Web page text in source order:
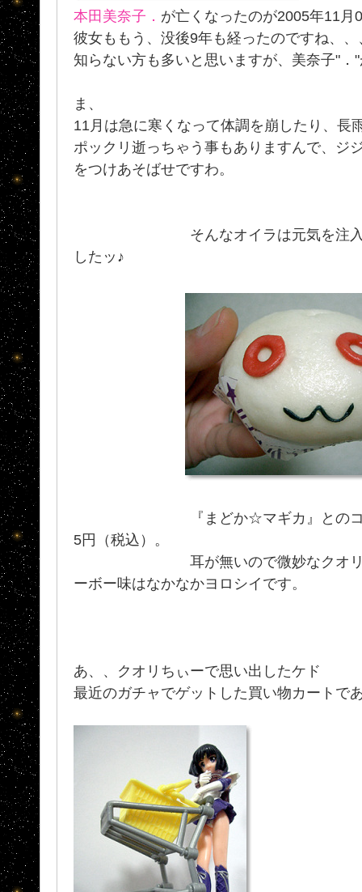
本田美奈子． が亡くなったのが2005年11月
彼女ももう、没後9年も経ったのですね、、
知らない方も多いと思いますが、美奈子"．
ま、
11月は急に寒くなって体調を崩したり、長
ポックリ逝っちゃう事もありますんで、ジ
をつけあそばせですわ。
そんなオイラは元気を注入する
したッ♪
『まどか☆マギカ』とのコ
5円（税込）。
耳が無いので微妙なクオリちぃ
ーボー味はなかなかヨロシイです。
あ、、クオリちぃーで思い出したケド
最近のガチャでゲットした買い物カートで